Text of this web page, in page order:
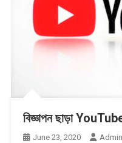
বিজ্ঞাপন ছাড়া
June 23, 2020 Admin